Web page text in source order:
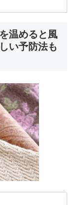
温めると風
い予防法も